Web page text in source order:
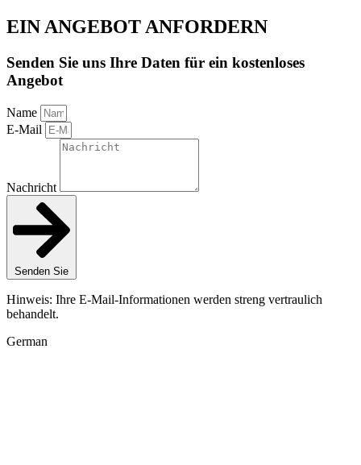
EIN ANGEBOT ANFORDERN
Senden Sie uns Ihre Daten für ein kostenloses
Angebot
Name
E-Mail
Nachricht
Senden Sie
Hinweis: Ihre E-Mail-Informationen werden streng vertraulich
behandelt.
German